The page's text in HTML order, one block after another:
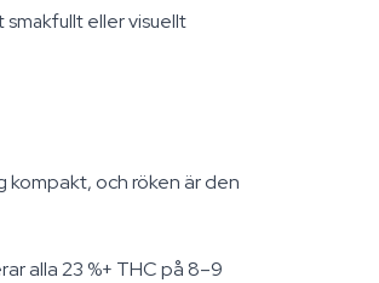
smakfullt eller visuellt
kompakt, och röken är den
alla 23 %+ THC på 8–9